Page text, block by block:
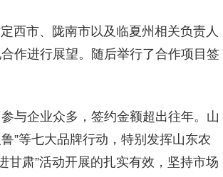
西市、陇南市以及临夏州相关负责人
作进行展望。随后举行了合作项目签
与企业众多，签约金额超出往年。山
”等七大品牌行动，特别发挥山东农
甘肃”活动开展的扎实有效，坚持市场